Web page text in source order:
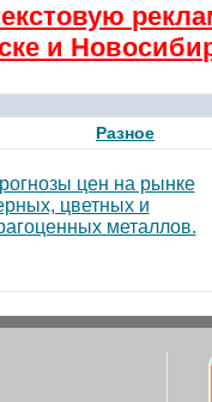
и
Разное
цен на рынке
цветных и
металлов.